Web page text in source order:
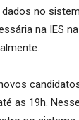
no
na IES
as 19h.